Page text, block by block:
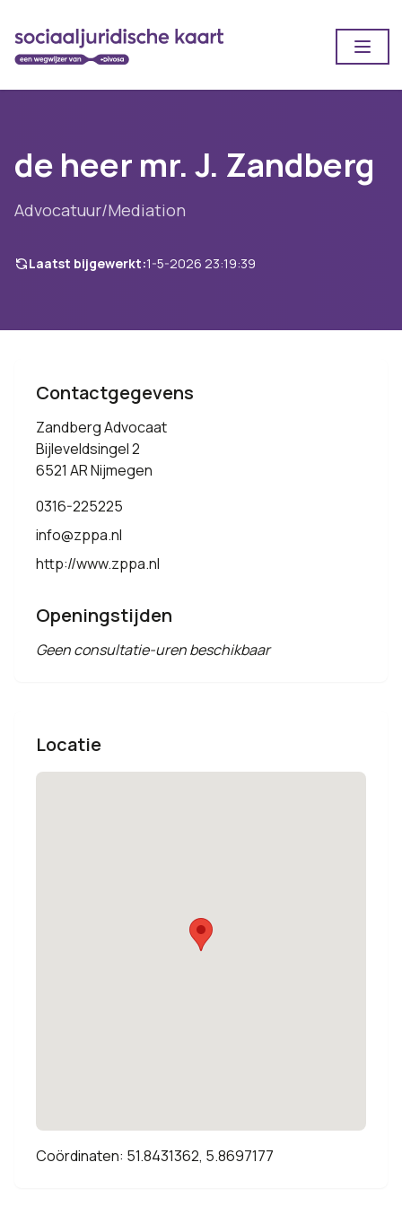
de heer mr. J. Zandberg
Advocatuur/Mediation
Laatst bijgewerkt:1-5-2026 23:19:39
Contactgegevens
Zandberg Advocaat
Bijleveldsingel 2
6521 AR Nijmegen
0316-225225
info@zppa.nl
http://www.zppa.nl
Openingstijden
Geen consultatie-uren beschikbaar
Locatie
Coördinaten: 51.8431362, 5.8697177